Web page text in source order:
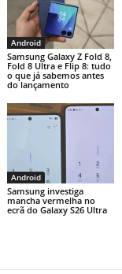
Android
Samsung Galaxy Z Fold 8,
Fold 8 Ultra e Flip 8: tudo
o que já sabemos antes
do lançamento
Android
Samsung investiga
mancha vermelha no
ecrã do Galaxy S26 Ultra